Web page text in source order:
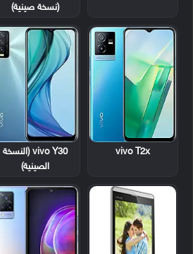
(نسخة صينية)
vivo T2x
vivo Y30 (النسخة
الصينية)